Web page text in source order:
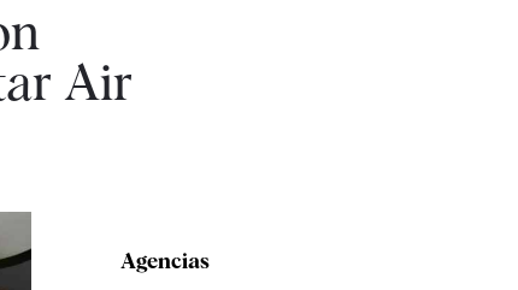
Air
Agencias